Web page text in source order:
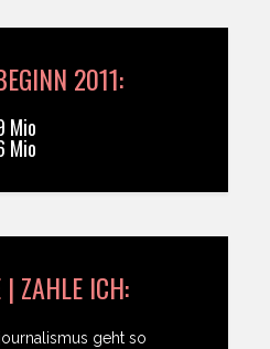
2011:
Mio
Mio
ZAHLE ICH:
geht so